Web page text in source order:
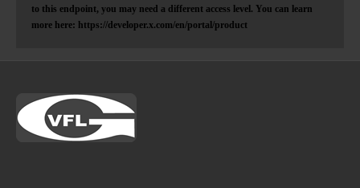
to this endpoint, you may need a different access level. You can learn
more here: https://developer.x.com/en/portal/product